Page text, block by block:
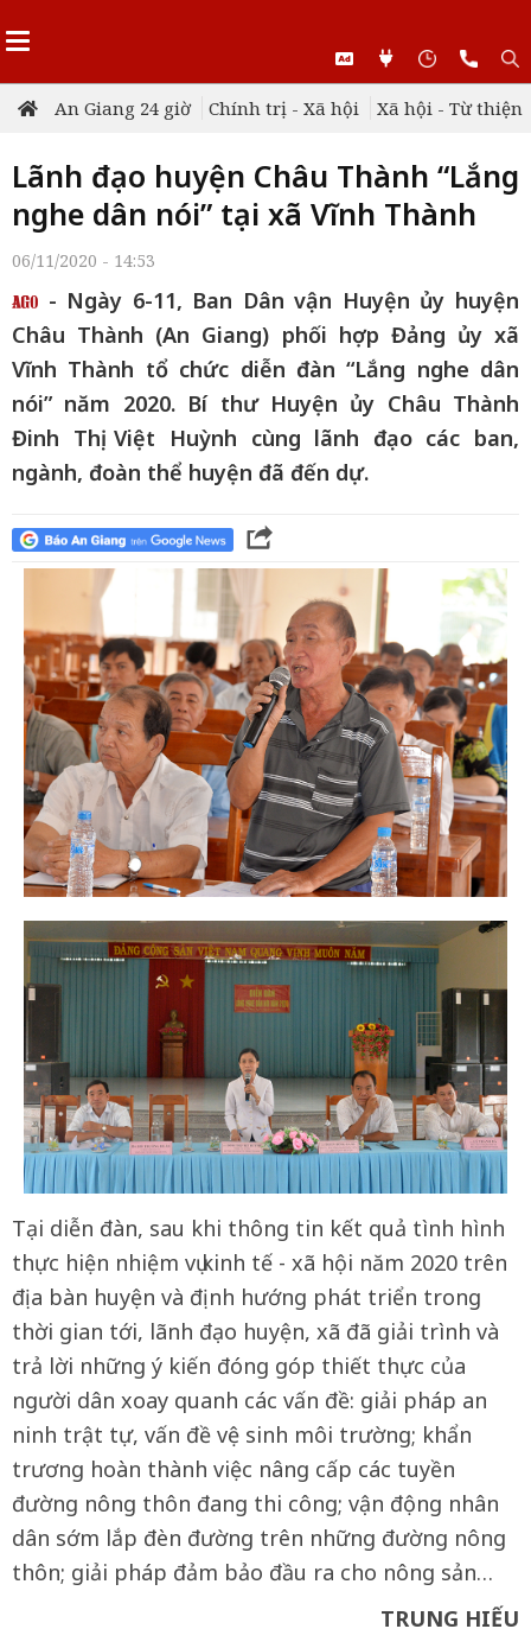
An Giang 24 giờ Chính trị - Xã hội Xã hội - Từ thiện
Lãnh đạo huyện Châu Thành “Lắng
nghe dân nói” tại xã Vĩnh Thành
06/11/2020 - 14:53
- Ngày 6-11, Ban Dân vận Huyện ủy huyện
Châu Thành (An Giang) phối hợp Đảng ủy xã
Vĩnh Thành tổ chức diễn đàn “Lắng nghe dân
nói” năm 2020. Bí thư Huyện ủy Châu Thành
Đinh Thị Việt Huỳnh cùng lãnh đạo các ban,
ngành, đoàn thể huyện đã đến dự.
Tại diễn đàn, sau khi thông tin kết quả tình hình
thực hiện nhiệm vụ kinh tế - xã hội năm 2020 trên
địa bàn huyện và định hướng phát triển trong
thời gian tới, lãnh đạo huyện, xã đã giải trình và
trả lời những ý kiến đóng góp thiết thực của
người dân xoay quanh các vấn đề: giải pháp an
ninh trật tự, vấn đề vệ sinh môi trường; khẩn
trương hoàn thành việc nâng cấp các tuyền
đường nông thôn đang thi công; vận động nhân
dân sớm lắp đèn đường trên những đường nông
thôn; giải pháp đảm bảo đầu ra cho nông sản…
TRUNG HIẾU